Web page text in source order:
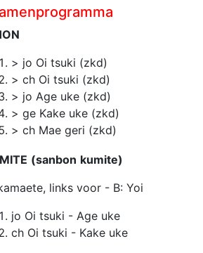
> jo Oi tsuki (zkd)
> ch Oi tsuki (zkd)
> jo Age uke (zkd)
> ge Kake uke (zkd)
> ch Mae geri (zkd)
(sanbon kumite)
links voor - B: Yoi
jo Oi tsuki - Age uke
ch Oi tsuki - Kake uke